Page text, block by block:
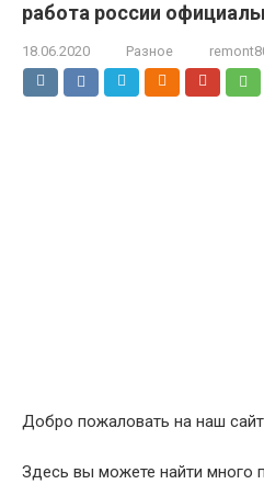
работа россии
18.06.2020 Разное
Добро пожаловать на наш сайт
Здесь вы можете найти много